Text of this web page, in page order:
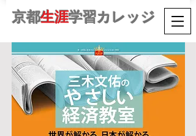
京都生涯学習カレッジ